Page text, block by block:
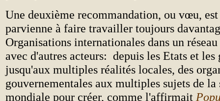
Une deuxième recommandation, ou vœu,
parvienne à faire travailler toujours
Organisations internationales dans un
avec d'autres acteurs: depuis les Etats et les
jusqu'aux multiples réalités locales, des
gouvernementales aux multiples sujets de
mondiale pour créer, comme l'affirmait